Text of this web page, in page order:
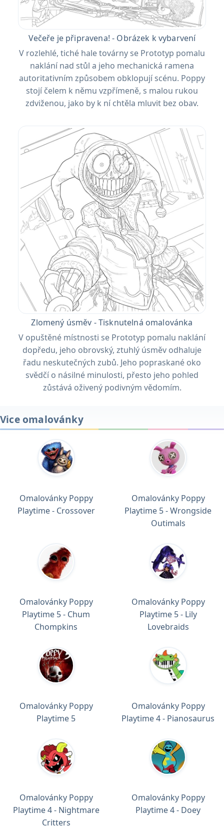
Večeře je připravena! - Obrázek k vybarvení
V rozlehlé, tiché hale továrny se Prototyp pomalu
naklání nad stůl a jeho mechanická ramena
autoritativním způsobem obklopují scénu. Poppy
stojí čelem k němu vzpřímeně, s malou rukou
zdviženou, jako by k ní chtěla mluvit bez obav.
Zlomený úsměv - Tisknutelná omalovánka
V opuštěné místnosti se Prototyp pomalu naklání
dopředu, jeho obrovský, ztuhlý úsměv odhaluje
řadu neskutečných zubů. Jeho popraskané oko
svědčí o násilné minulosti, přesto jeho pohled
zůstává oživený podivným vědomím.
Vice omalovánky
Omalovánky Poppy
Playtime - Crossover
Omalovánky Poppy
Playtime 5 - Wrongside
Outimals
Omalovánky Poppy
Playtime 5 - Chum
Chompkins
Omalovánky Poppy
Playtime 5 - Lily
Lovebraids
Omalovánky Poppy
Playtime 5
Omalovánky Poppy
Playtime 4 - Pianosaurus
Omalovánky Poppy
Playtime 4 - Nightmare
Critters
Omalovánky Poppy
Playtime 4 - Doey